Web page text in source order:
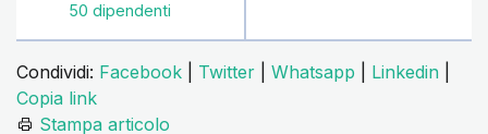
50 dipendenti
Condividi: Facebook Twitter Whatsapp Linkedin
Copia link
Stampa articolo